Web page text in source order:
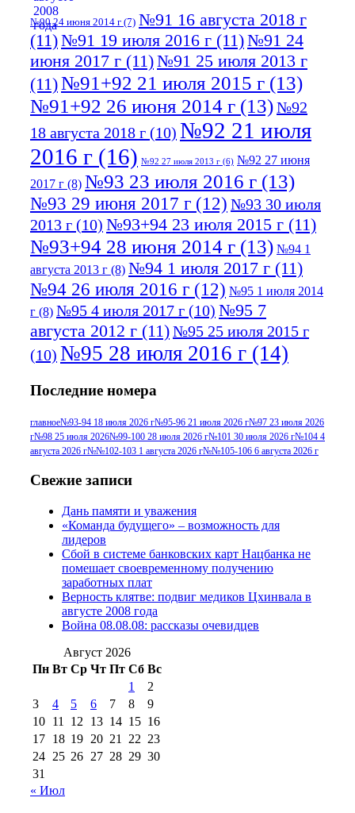
№90 24 июня 2014 г (7) №91 16 августа 2018 г
(11)№91 19 июля 2016 г (11)№91 24
июня 2017 г (11)№91 25 июля 2013 г
(11)№91+92 21 июля 2015 г (13)
№91+92 26 июня 2014 г (13)№92
18 августа 2018 г (10) №92 21 июля
2016 г (16) №92 27 июля 2013 г (6) №92 27 июня
2017 г (8) №93 23 июля 2016 г (13)
№93 29 июня 2017 г (12) №93 30 июля
2013 г (10) №93+94 23 июля 2015 г (11)
№93+94 28 июня 2014 г (13) №94 1
августа 2013 г (8) №94 1 июля 2017 г (11)
№94 26 июля 2016 г (12) №95 1 июля 2014
г (8) №95 4 июля 2017 г (10) №95 7
августа 2012 г (11)№95 25 июля 2015 г
(10) №95 28 июля 2016 г (14)
июля 2017 г(11)№96 9 августа 2012
г(13) №96 28 июля 2015 г(9) №96+97 3
июля 2014 г(10)№96+97 30 июля
июля 2017 г
2012 г(15)№97 30 июля 2015 г
(15)№98 1 августа 2015 г
августа 2016 г(10)№98 5 июля 2014 г(10)
№98 8 августа 2013 г
августа 2012 г(14)
2017 г(9)
№99 4 августа
2016 г(12) №99 8 июля 2014 г
августа 2012 г(11)
августа 2013 г
(12)
Последние номера
главное№93-94 18 июля 2026 г№95-96 21 июля 2026 г№97 23 июля 2026
г№98 25 июля 2026№99-100 28 июля 2026 г№101 30 июля 2026 г№104 4
августа 2026 г№№102-103 1 августа 2026 г№№105-106 6 августа 2026 г
Свежие записи
Дань памяти и уважения
«Команда будущего» – возможность для
лидеров
Сбой в системе банковских карт Нацбанка не
помешает своевременному получению
заработных плат
Верность клятве: подвиг медиков Цхинвала в
августе 2008 года
Война 08.08.08: рассказы очевидцев
Август 2026
Пн Вт Ср Чт Пт Сб Вс
1
2
3
4 5 6 7 8
9
10 11 12 13 14 15 16
17 18 19 20 21 22 23
24 25 26 27 28 29 30
31
« Июл